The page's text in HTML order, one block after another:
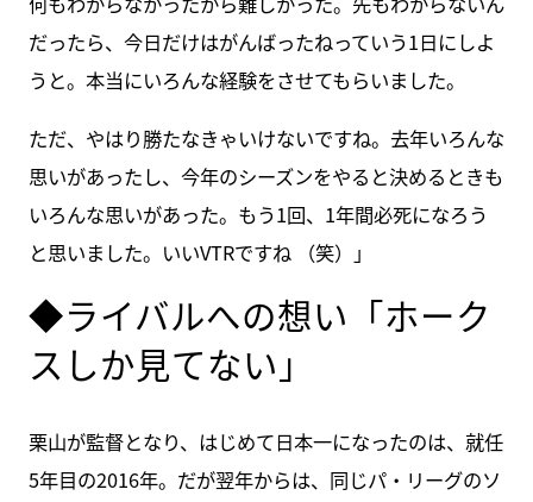
だったら、今日だけはがんばったねっていう1日にしよ
うと。本当にいろんな経験をさせてもらいました。
ただ、やはり勝たなきゃいけないですね。去年いろんな
思いがあったし、今年のシーズンをやると決めるときも
いろんな思いがあった。もう1回、1年間必死になろう
と思いました。いいVTRですね （笑）」
◆ライバルへの想い「ホーク
スしか見てない」
栗山が監督となり、はじめて日本一になったのは、就任
5年目の2016年。だが翌年からは、同じパ・リーグのソ